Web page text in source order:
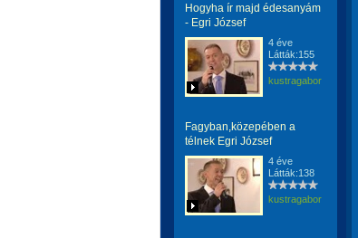
Hogyha ír majd édesanyám
- Egri József
4 éve
Látták:155
kustragabor
Fagyban,közepében a
télnek Egri József
4 éve
Látták:138
kustragabor